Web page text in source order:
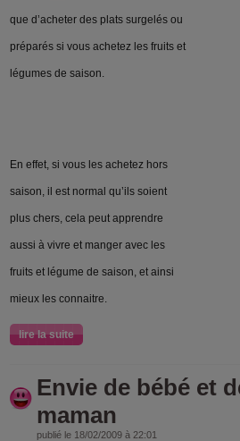
que d’acheter des plats surgelés ou
préparés si vous achetez les fruits et
légumes de saison.
En effet, si vous les achetez hors
saison, il est normal qu’ils soient
plus chers, cela peut apprendre
aussi à vivre et manger avec les
fruits et légume de saison, et ainsi
mieux les connaitre.
lire la suite
Envie de bébé et
maman
publié le 18/02/2009 à 22:01